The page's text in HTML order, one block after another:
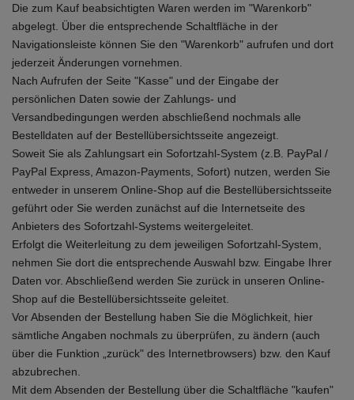
Die zum Kauf beabsichtigten Waren werden im "Warenkorb"
abgelegt. Über die entsprechende Schaltfläche in der
Navigationsleiste können Sie den "Warenkorb" aufrufen und dort
jederzeit Änderungen vornehmen.
Nach Aufrufen der Seite "Kasse" und der Eingabe der
persönlichen Daten sowie der Zahlungs- und
Versandbedingungen werden abschließend nochmals alle
Bestelldaten auf der Bestellübersichtsseite angezeigt.
Soweit Sie als Zahlungsart ein Sofortzahl-System (z.B. PayPal /
PayPal Express, Amazon-Payments, Sofort) nutzen, werden Sie
entweder in unserem Online-Shop auf die Bestellübersichtsseite
geführt oder Sie werden zunächst auf die Internetseite des
Anbieters des Sofortzahl-Systems weitergeleitet.
Erfolgt die Weiterleitung zu dem jeweiligen Sofortzahl-System,
nehmen Sie dort die entsprechende Auswahl bzw. Eingabe Ihrer
Daten vor. Abschließend werden Sie zurück in unseren Online-
Shop auf die Bestellübersichtsseite geleitet.
Vor Absenden der Bestellung haben Sie die Möglichkeit, hier
sämtliche Angaben nochmals zu überprüfen, zu ändern (auch
über die Funktion „zurück" des Internetbrowsers) bzw. den Kauf
abzubrechen.
Mit dem Absenden der Bestellung über die Schaltfläche "kaufen"